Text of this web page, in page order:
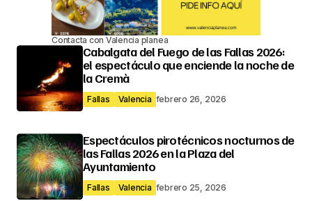
Contacta con Valencia planea
Cabalgata del Fuego de las Fallas 2026:
el espectáculo que enciende la noche de
la Cremà
Fallas Valencia febrero 26, 2026
Espectáculos pirotécnicos nocturnos de
las Fallas 2026 en la Plaza del
Ayuntamiento
Fallas Valencia febrero 25, 2026